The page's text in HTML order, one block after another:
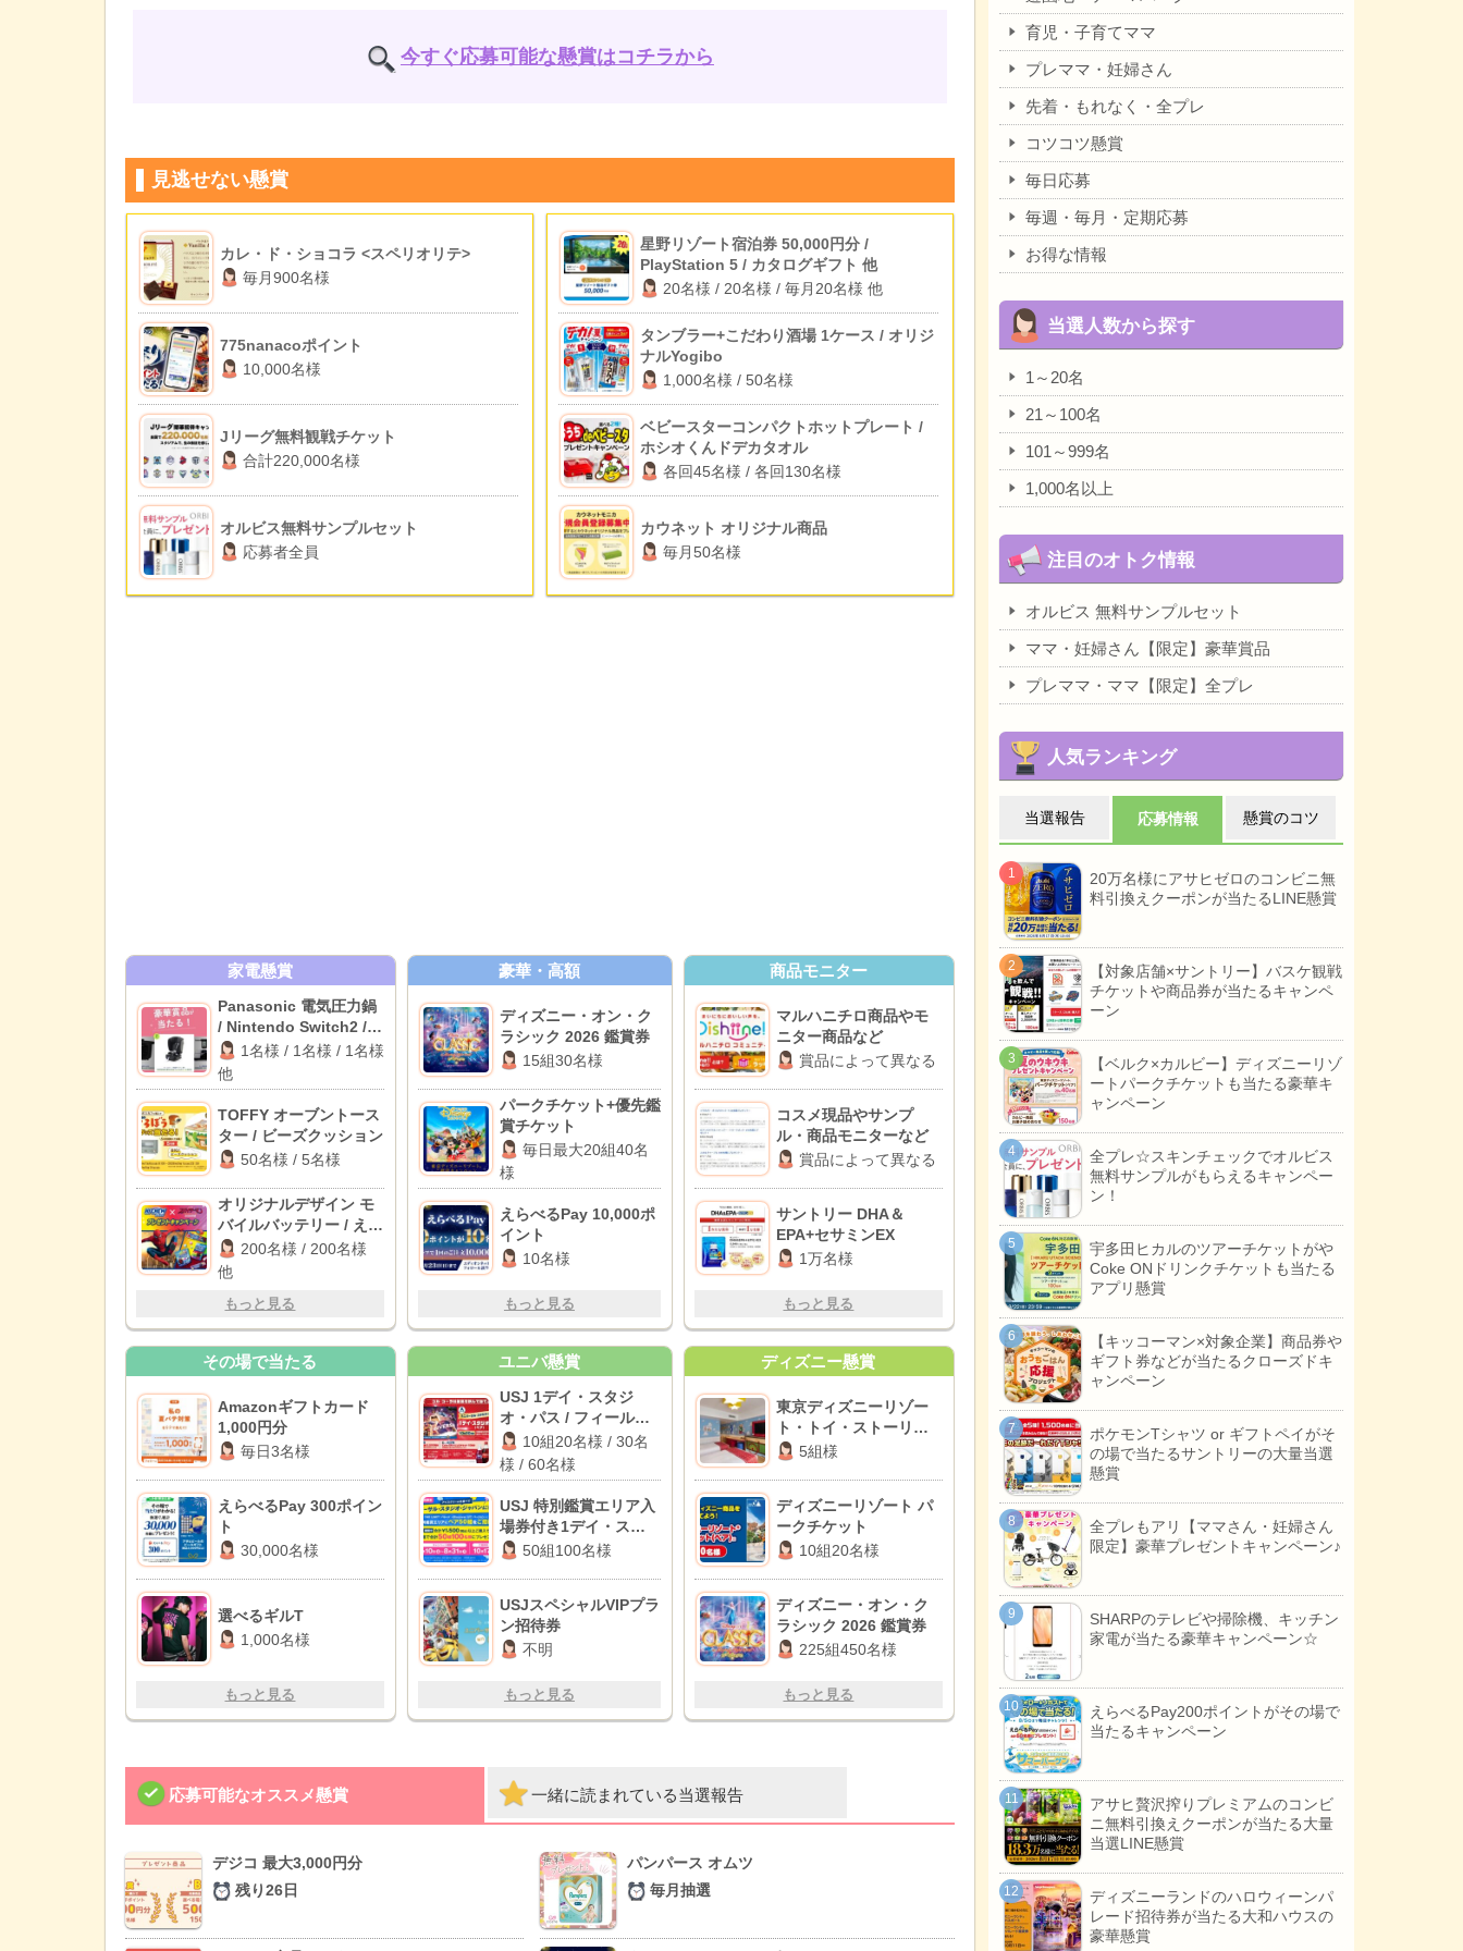
今すぐ応募可能な懸賞はコチラから
見逃せない懸賞
カレ・ド・ショコラ <スペリオリテ>
毎月900名様
775nanacoポイント
10,000名様
Jリーグ無料観戦チケット
合計220,000名様
オルビス無料サンプルセット
応募者全員
星野リゾート宿泊券 50,000円分 /
PlayStation 5 / カタログギフト 他
20名様 / 20名様 / 毎月20名様 他
タンブラー+こだわり酒場 1ケース / オリジ
ナルYogibo
1,000名様 / 50名様
ベビースターコンパクトホットプレート /
ホシオくんドデカタオル
各回45名様 / 各回130名様
カウネット オリジナル商品
毎月50名様
家電懸賞
Panasonic 電気圧力鍋
/ Nintendo Switch2 /
LOGOS ポップフルシェ
ルター 他
1名様 / 1名様 / 1名様
他
TOFFY オーブントース
ター / ビーズクッション
50名様 / 5名様
オリジナルデザイン モ
バイルバッテリー / えら
べるPay 1,000ポイント
他
200名様 / 200名様
他
もっと見る
豪華・高額
ディズニー・オン・ク
ラシック 2026 鑑賞券
15組30名様
パークチケット+優先鑑
賞チケット
毎日最大20組40名
様
えらべるPay 10,000ポ
イント
10名様
もっと見る
商品モニター
マルハニチロ商品やモ
ニター商品など
賞品によって異なる
コスメ現品やサンプ
ル・商品モニターなど
賞品によって異なる
サントリー DHA＆
EPA+セサミンEX
1万名様
もっと見る
その場で当たる
Amazonギフトカード
1,000円分
毎日3名様
えらべるPay 300ポイン
ト
30,000名様
選べるギルT
1,000名様
もっと見る
ユニバ懸賞
USJ 1デイ・スタジ
オ・パス / フィール商
品券 3,000円分 / Coke
ON ドリンクチケット
10組20名様 / 30名
様 / 60名様
USJ 特別鑑賞エリア入
場券付き1デイ・スタジ
オ・パス
50組100名様
USJスペシャルVIPプラ
ン招待券
不明
もっと見る
ディズニー懸賞
東京ディズニーリゾー
ト・トイ・ストーリー
ホテル宿泊券
5組様
ディズニーリゾート パ
ークチケット
10組20名様
ディズニー・オン・ク
ラシック 2026 鑑賞券
225組450名様
もっと見る
応募可能なオススメ懸賞 一緒に読まれている当選報告
デジコ 最大3,000円分
残り26日
パンパース オムツ
毎月抽選
育児・子育てママ
プレママ・妊婦さん
先着・もれなく・全プレ
コツコツ懸賞
毎日応募
毎週・毎月・定期応募
お得な情報
当選人数から探す
1～20名
21～100名
101～999名
1,000名以上
注目のオトク情報
オルビス 無料サンプルセット
ママ・妊婦さん【限定】豪華賞品
プレママ・ママ【限定】全プレ
人気ランキング
当選報告 応募情報 懸賞のコツ
20万名様にアサヒゼロのコンビニ無
料引換えクーポンが当たるLINE懸賞
【対象店舗×サントリー】バスケ観戦
チケットや商品券が当たるキャンペ
ーン
【ベルク×カルビー】ディズニーリゾ
ートパークチケットも当たる豪華キ
ャンペーン
全プレ☆スキンチェックでオルビス
無料サンプルがもらえるキャンペー
ン！
宇多田ヒカルのツアーチケットがや
Coke ONドリンクチケットも当たる
アプリ懸賞
【キッコーマン×対象企業】商品券や
ギフト券などが当たるクローズドキ
ャンペーン
ポケモンTシャツ or ギフトペイがそ
の場で当たるサントリーの大量当選
懸賞
全プレもアリ【ママさん・妊婦さん
限定】豪華プレゼントキャンペーン♪
SHARPのテレビや掃除機、キッチン
家電が当たる豪華キャンペーン☆
えらべるPay200ポイントがその場で
当たるキャンペーン
アサヒ贅沢搾りプレミアムのコンビ
ニ無料引換えクーポンが当たる大量
当選LINE懸賞
ディズニーランドのハロウィーンパ
レード招待券が当たる大和ハウスの
豪華懸賞